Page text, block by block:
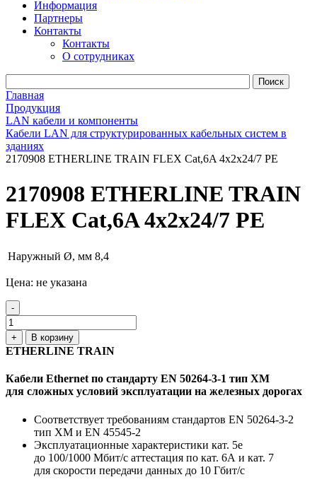
Информация
Партнеры
Контакты
Контакты
О сотрудниках
Главная
Продукция
LAN кабели и компоненты
Кабели LAN для структурированных кабельных систем в
зданиях
2170908 ETHERLINE TRAIN FLEX Cat,6A 4x2x24/7 PE
2170908 ETHERLINE TRAIN
FLEX Cat,6A 4x2x24/7 PE
Наружный Ø, мм 8,4
Цена: не указана
-
+ В корзину
ETHERLINE TRAIN
Кабели Ethernet по стандарту EN 50264-3-1 тип XM
для сложных условий эксплуатации на железных дорогах
Соответствует требованиям стандартов EN 50264-3-2
тип XM и EN 45545-2
Эксплуатационные характеристики кат. 5e
до 100/1000 Мбит/с аттестация по кат. 6A и кат. 7
для скорости передачи данных до 10 Гбит/с